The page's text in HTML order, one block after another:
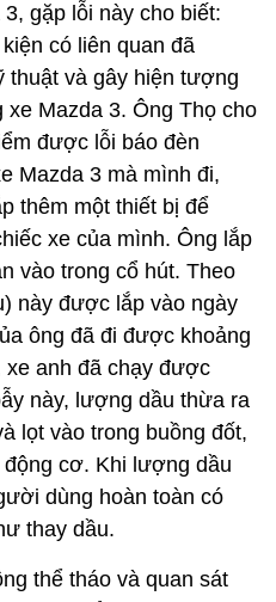
gặp lỗi này cho biết:
có liên quan đã
thuật và gây hiện tượng
Mazda 3. Ông Thọ cho
được lỗi báo đèn
Mazda 3 mà mình đi,
thêm một thiết bị để
xe của mình. Ông lắp
vào trong cổ hút. Theo
này được lắp vào ngày
ông đã đi được khoảng
xe anh đã chạy được
này, lượng dầu thừa ra
lọt vào trong buồng đốt,
cơ. Khi lượng dầu
dùng hoàn toàn có
thay dầu.
thể tháo và quan sát